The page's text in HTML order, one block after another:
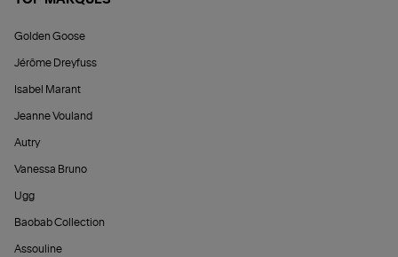
Golden Goose
Jérôme Dreyfuss
Isabel Marant
Jeanne Vouland
Autry
Vanessa Bruno
Ugg
Baobab Collection
Assouline